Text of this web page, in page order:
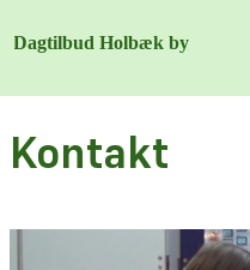
Kontakt